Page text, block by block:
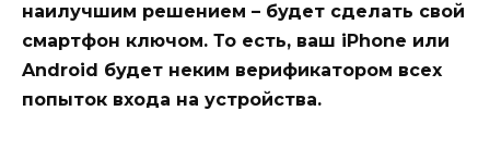
наилучшим решением – будет сделать свой
смартфон ключом. То есть, ваш iPhone или
Android будет неким верификатором всех
попыток входа на устройства.